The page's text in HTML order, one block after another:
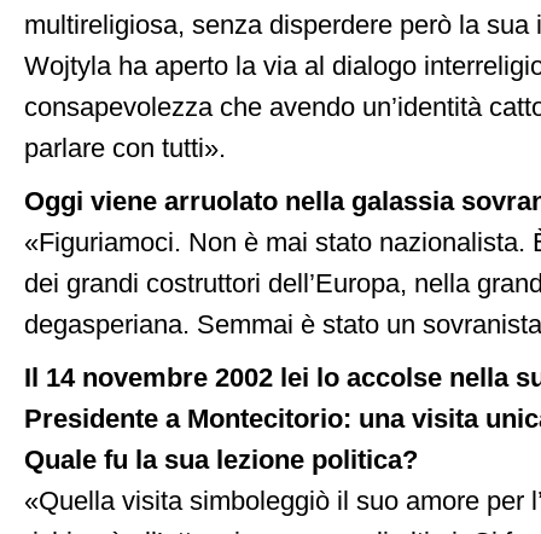
multireligiosa, senza disperdere però la sua
Wojtyla ha aperto la via al dialogo
consapevolezza che avendo un’identità
parlare con tutti».
Oggi viene arruolato nella galassia
«Figuriamoci. Non è mai stato nazionalista.
dei grandi costruttori dell’Europa, nella
degasperiana. Semmai è stato un
Il 14 novembre 2002 lei lo accolse nella
Presidente a Montecitorio: una visita
Quale fu la sua lezione politica?
«Quella visita simboleggiò il suo amore per